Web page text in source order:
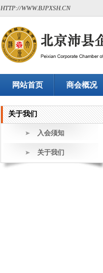
HTTP://WWW.BJPXSH.CN
网站首页 商会概况
关于我们
入会须知
关于我们